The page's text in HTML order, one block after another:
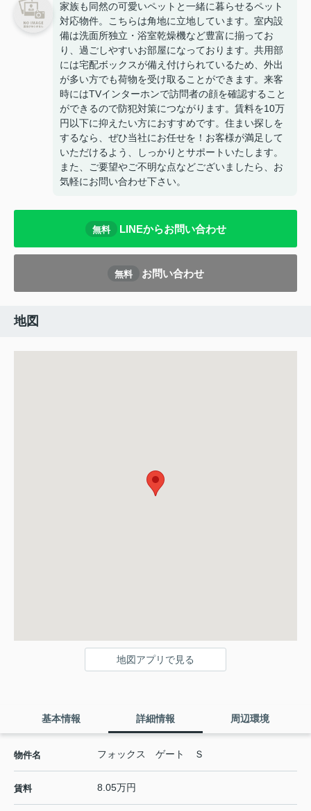
家族も同然の可愛いペットと一緒に暮らせるペット
対応物件。こちらは角地に立地しています。室内設
備は洗面所独立・浴室乾燥機など豊富に揃ってお
り、過ごしやすいお部屋になっております。共用部
には宅配ボックスが備え付けられているため、外出
が多い方でも荷物を受け取ることができます。来客
時にはTVインターホンで訪問者の顔を確認すること
ができるので防犯対策につながります。賃料を10万
円以下に抑えたい方におすすめです。住まい探しを
するなら、ぜひ当社にお任せを！お客様が満足して
いただけるよう、しっかりとサポートいたします。
また、ご要望やご不明な点などございましたら、お
気軽にお問い合わせ下さい。
無料 LINEからお問い合わせ
無料 お問い合わせ
地図
地図アプリで見る
基本情報 詳細情報 周辺環境
物件名 フォックス ゲート Ｓ
賃料 8.05万円